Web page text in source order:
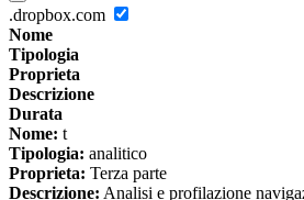
.dropbox.com
Nome
Tipologia
Proprieta
Descrizione
Durata
Nome: t
Tipologia: analitico
Proprieta: Terza parte
Descrizione: Analisi e profilazione